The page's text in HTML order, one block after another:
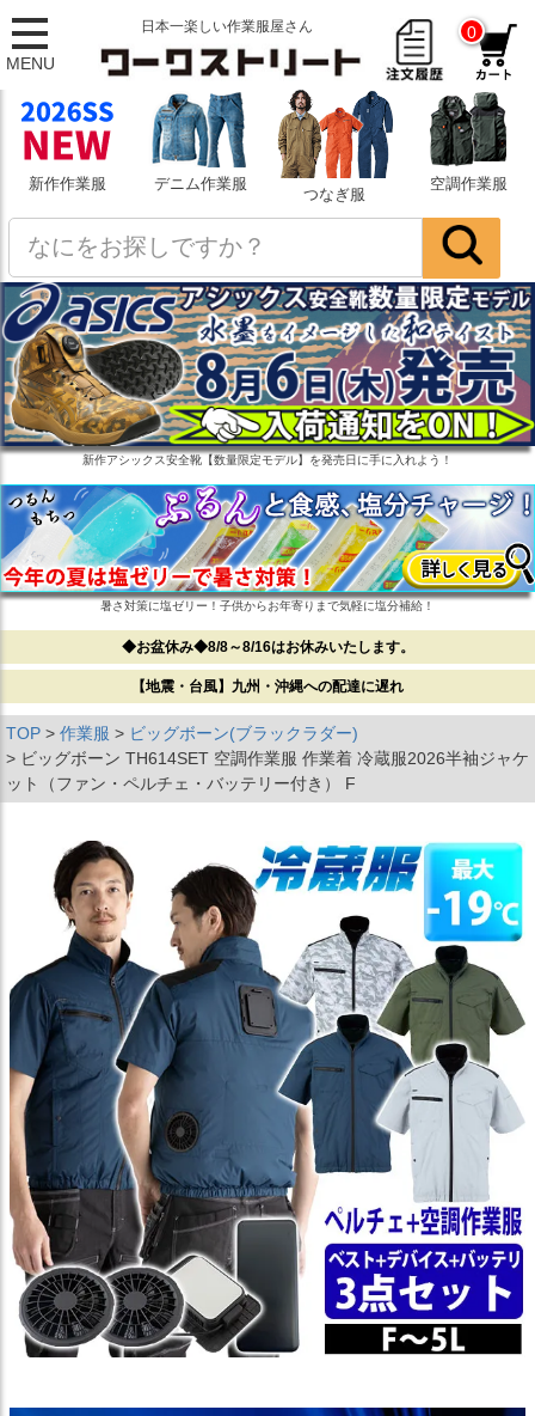
MENU
日本一楽しい作業服屋さん 0
新作作業服 デニム作業服
つなぎ服
空調作業服
新作アシックス安全靴【数量限定モデル】を発売日に手に入れよう！
暑さ対策に塩ゼリー！子供からお年寄りまで気軽に塩分補給！
◆お盆休み◆8/8～8/16はお休みいたします。
【地震・台風】九州・沖縄への配達に遅れ
TOP 作業服
ビッグボーン(ブラックラダー)
ビッグボーン TH614SET 空調作業服 作業着 冷蔵服2026半袖ジャケ
ット（ファン・ペルチェ・バッテリー付き） F